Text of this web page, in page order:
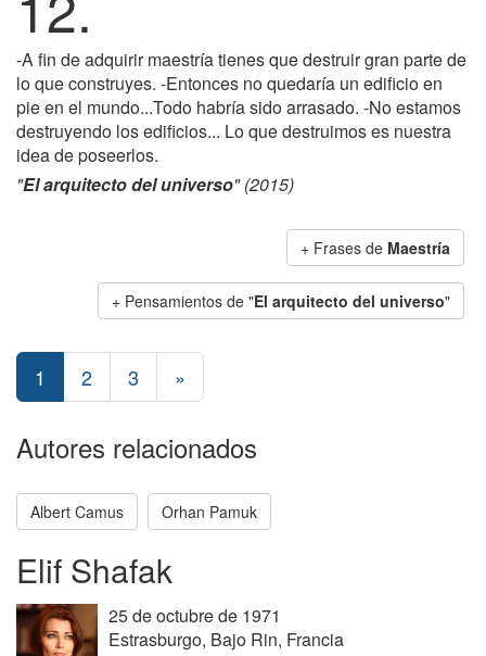
-A fin de adquirir maestría tienes que destruir gran parte de
lo que construyes. -Entonces no quedaría un edificio en
pie en el mundo...Todo habría sido arrasado. -No estamos
destruyendo los edificios... Lo que destruimos es nuestra
idea de poseerlos.
"El arquitecto del universo" (2015)
+ Frases de Maestría
+ Pensamientos de "El arquitecto del universo"
1 2 3 »
Autores relacionados
Albert Camus Orhan Pamuk
Elif Shafak
25 de octubre de 1971
Estrasburgo, Bajo Rin, Francia